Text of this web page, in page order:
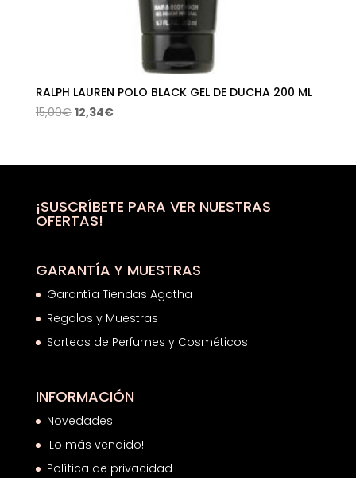
RALPH LAUREN POLO BLACK GEL DE DUCHA 200 ML
15,00€ El
era:
12,34€El
es:
¡SUSCRÍBETE PARA VER NUESTRAS
OFERTAS!
GARANTÍA Y MUESTRAS
Garantía Tiendas Agatha
Regalos y Muestras
Sorteos de Perfumes y Cosméticos
INFORMACIÓN
Novedades
¡Lo más vendido!
Política de privacidad